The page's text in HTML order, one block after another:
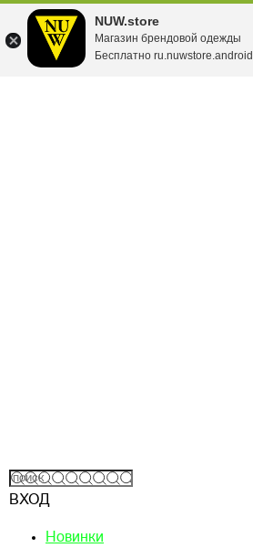
NUW.store
Магазин брендовой одежды
Бесплатно ru.nuwstore.android
ВХОД
Новинки